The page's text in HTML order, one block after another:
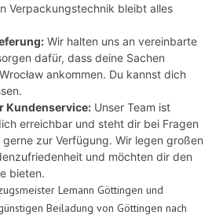
Verpackungstechnik bleibt alles
Wir halten uns an vereinbarte
dafür, dass deine Sachen
ankommen. Du kannst dich
Kundenservice: Unser Team ist
erreichbar und steht dir bei Fragen
zur Verfügung. Wir legen großen
und möchten dir den
bieten.
Lemann Göttingen und
Beiladung von Göttingen nach